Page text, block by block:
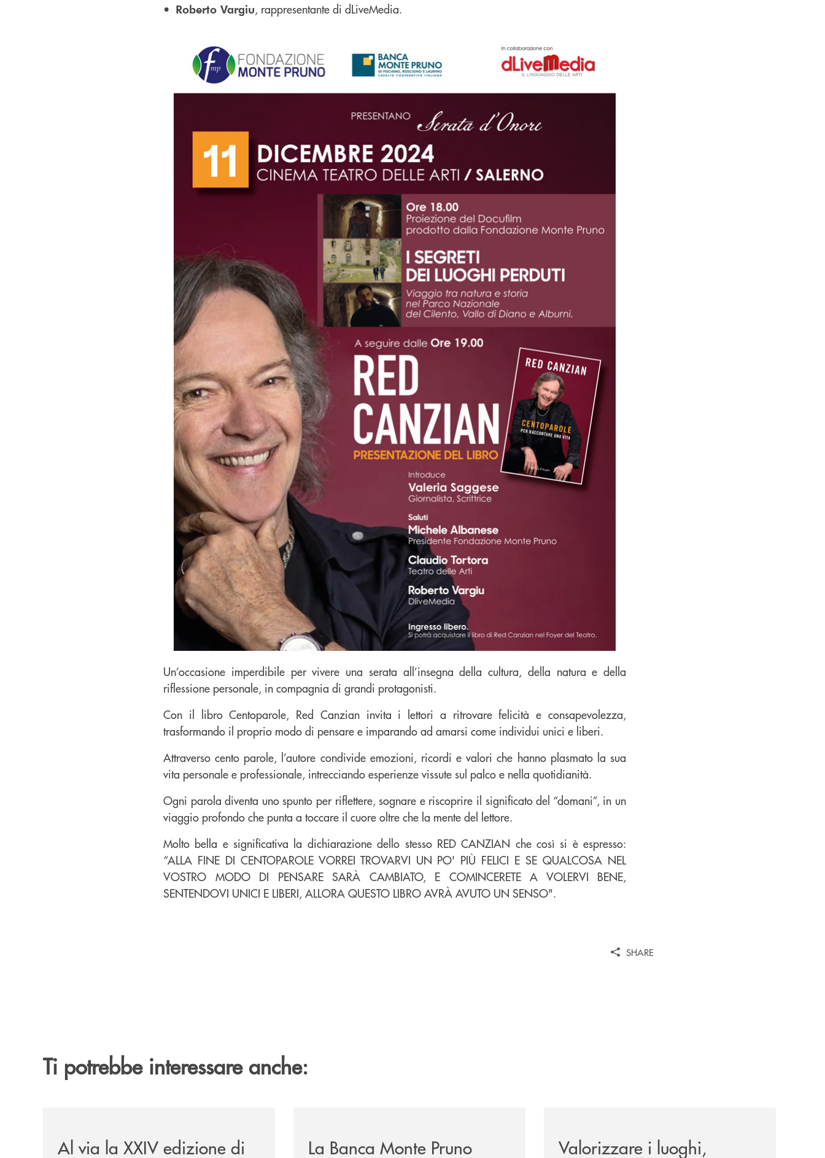
•⁠ ⁠ Roberto Vargiu, rappresentante di dLiveMedia.
Un’occasione imperdibile per vivere una serata all’insegna della cultura, della natura e della
riflessione personale, in compagnia di grandi protagonisti.
Con il libro Centoparole, Red Canzian invita i lettori a ritrovare felicità e consapevolezza,
trasformando il proprio modo di pensare e imparando ad amarsi come individui unici e liberi.
Attraverso cento parole, l’autore condivide emozioni, ricordi e valori che hanno plasmato la sua
vita personale e professionale, intrecciando esperienze vissute sul palco e nella quotidianità.
Ogni parola diventa uno spunto per riflettere, sognare e riscoprire il significato del “domani”, in un
viaggio profondo che punta a toccare il cuore oltre che la mente del lettore.
Molto bella e significativa la dichiarazione dello stesso RED CANZIAN che così si è espresso:
“ALLA FINE DI CENTOPAROLE VORREI TROVARVI UN PO' PIÙ FELICI E SE QUALCOSA NEL
VOSTRO MODO DI PENSARE SARÀ CAMBIATO, E COMINCERETE A VOLERVI BENE,
SENTENDOVI UNICI E LIBERI, ALLORA QUESTO LIBRO AVRÀ AVUTO UN SENSO".
SHARE
Ti potrebbe interessare anche:
Al via la XXIV edizione di
La Banca Monte Pruno
Valorizzare i luoghi,